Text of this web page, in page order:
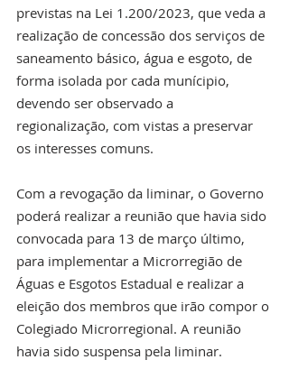
previstas na Lei 1.200/2023, que veda a
realização de concessão dos serviços de
saneamento básico, água e esgoto, de
forma isolada por cada munícipio,
devendo ser observado a
regionalização, com vistas a preservar
os interesses comuns.
Com a revogação da liminar, o Governo
poderá realizar a reunião que havia sido
convocada para 13 de março último,
para implementar a Microrregião de
Águas e Esgotos Estadual e realizar a
eleição dos membros que irão compor o
Colegiado Microrregional. A reunião
havia sido suspensa pela liminar.